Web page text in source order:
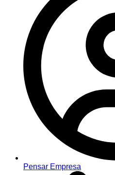
Pensar Empresa